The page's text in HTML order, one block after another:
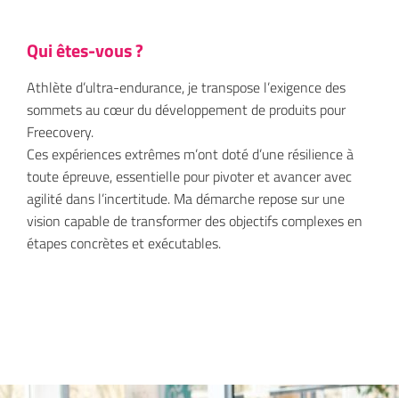
Qui êtes-vous ?
Athlète d’ultra-endurance, je transpose l’exigence des
sommets au cœur du développement de produits pour
Freecovery.
Ces expériences extrêmes m’ont doté d’une résilience à
toute épreuve, essentielle pour pivoter et avancer avec
agilité dans l’incertitude. Ma démarche repose sur une
vision capable de transformer des objectifs complexes en
étapes concrètes et exécutables.